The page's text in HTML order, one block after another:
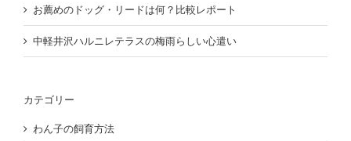
お薦めのドッグ・リードは何？比較レポート
中軽井沢ハルニレテラスの梅雨らしい心遣い
カテゴリー
わん子の飼育方法